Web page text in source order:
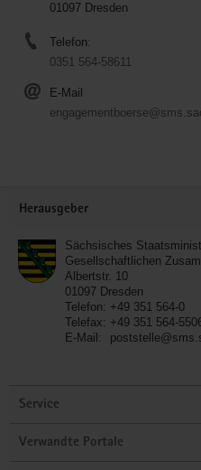
01097 Dresden
Telefon:
0351 564-58611
E-Mail
Herausgeber
Sächsisches
Gesellschaftlichen
Albertstr. 10
01097 Dresden
Telefon: +49 351 564-0
Telefax: +49 351 564-
E-Mail:
Service
Verwandte Portale